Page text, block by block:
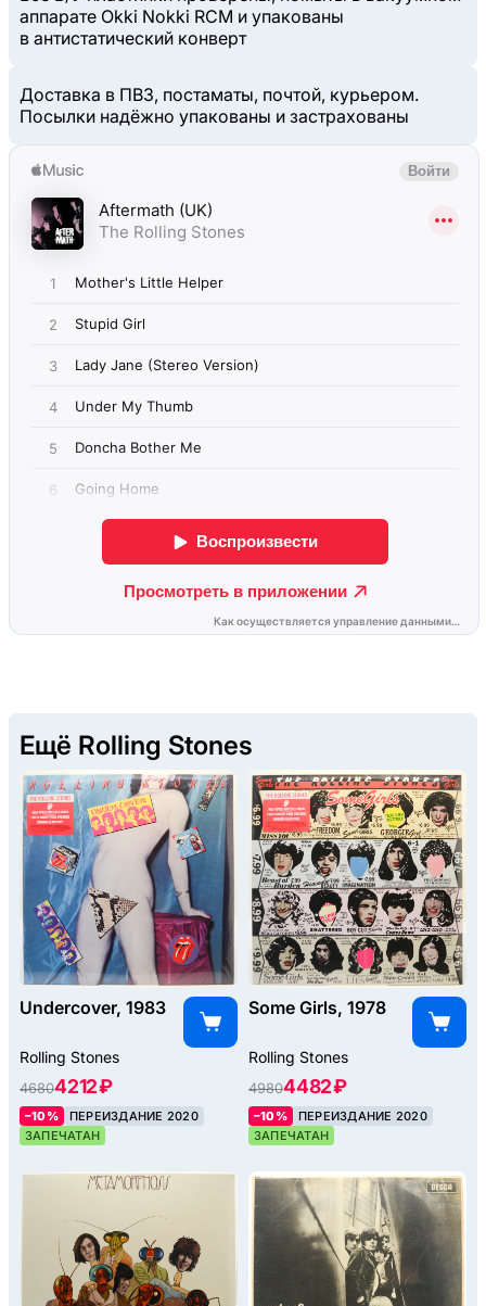
аппарате Okki Nokki RCM и упакованы
в антистатический конверт
Доставка в ПВЗ, постаматы, почтой, курьером.
Посылки надёжно упакованы и застрахованы
Ещё Rolling Stones
Undercover, 1983
Rolling Stones
46804212 ₽
–10%
ПЕРЕИЗДАНИЕ 2020
ЗАПЕЧАТАН
Some Girls, 1978
Rolling Stones
49804482 ₽
–10%
ПЕРЕИЗДАНИЕ 2020
ЗАПЕЧАТАН